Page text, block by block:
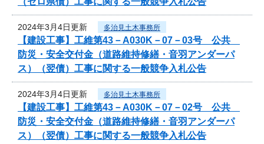
2024年3月4日更新 多治見土木事務所
【建設工事】工維第43－A030K－07－03号 公共
防災・安全交付金（道路維持修繕・音羽アンダーパ
ス）（翌債）工事に関する一般競争入札公告
2024年3月4日更新 多治見土木事務所
【建設工事】工維第43－A030K－07－02号 公共
防災・安全交付金（道路維持修繕・音羽アンダーパ
ス）（翌債）工事に関する一般競争入札公告